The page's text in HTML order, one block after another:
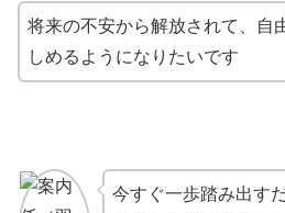
将来の不安から解放されて、自
しめるようになりたいです
今すぐ一歩踏み出す